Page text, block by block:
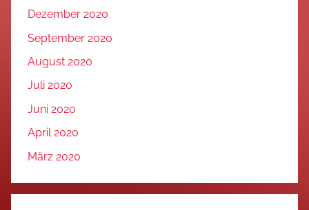
Dezember 2020
September 2020
August 2020
Juli 2020
Juni 2020
April 2020
März 2020